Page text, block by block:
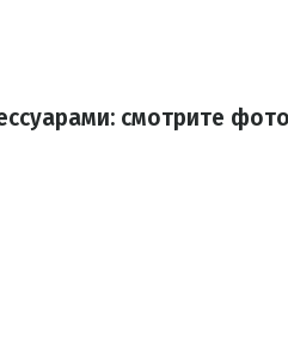
смотрите фото